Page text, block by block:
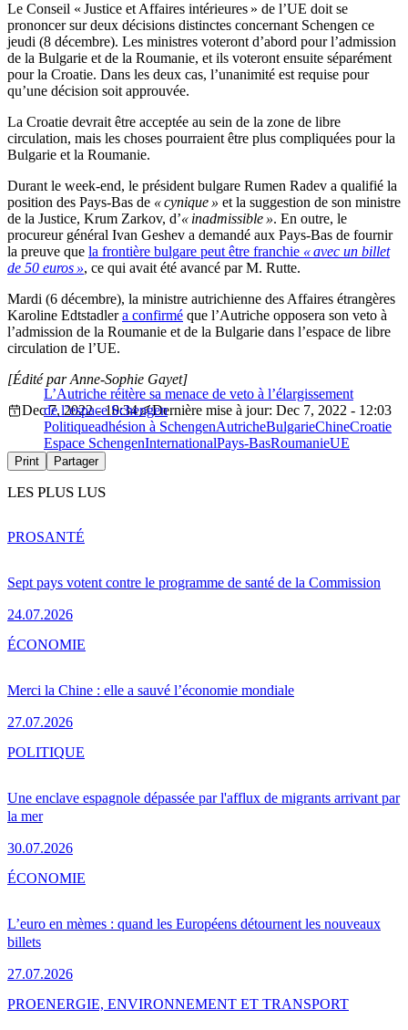
Le Conseil « Justice et Affaires intérieures » de l’UE doit se
prononcer sur deux décisions distinctes concernant Schengen ce
jeudi (8 décembre). Les ministres voteront d’abord pour l’admission
de la Bulgarie et de la Roumanie, et ils voteront ensuite séparément
pour la Croatie. Dans les deux cas, l’unanimité est requise pour
qu’une décision soit approuvée.
La Croatie devrait être acceptée au sein de la zone de libre
circulation, mais les choses pourraient être plus compliquées pour la
Bulgarie et la Roumanie.
Durant le week-end, le président bulgare Rumen Radev a qualifié la
position des Pays-Bas de « cynique » et la suggestion de son ministre
de la Justice, Krum Zarkov, d’« inadmissible ». En outre, le
procureur général Ivan Geshev a demandé aux Pays-Bas de fournir
la preuve que la frontière bulgare peut être franchie « avec un billet
de 50 euros », ce qui avait été avancé par M. Rutte.
Mardi (6 décembre), la ministre autrichienne des Affaires étrangères
Karoline Edtstadlera confirmé que l’Autriche opposera son veto à
l’admission de la Roumanie et de la Bulgarie dans l’espace de libre
circulation de l’UE.
L’Autriche réitère sa menace de veto à l’élargissement
de l’espace Schengen
[Édité par Anne-Sophie Gayet]
Dec 7, 2022 - 10:34
Dernière mise à jour: Dec 7, 2022 - 12:03
Politiqueadhésion à SchengenAutricheBulgarieChineCroatie
Espace SchengenInternationalPays-BasRoumanieUE
Print Partager
LES PLUS LUS
Sept pays votent contre le programme de santé de la Commission
24.07.2026
PROSANTÉ
Merci la Chine : elle a sauvé l’économie mondiale
27.07.2026
ÉCONOMIE
Une enclave espagnole dépassée par l'afflux de migrants arrivant par
la mer
30.07.2026
POLITIQUE
L’euro en mèmes : quand les Européens détournent les nouveaux
billets
27.07.2026
ÉCONOMIE
PROENERGIE, ENVIRONNEMENT ET TRANSPORT